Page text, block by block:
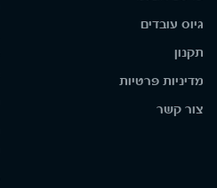
גיוס עובדים
תקנון
מדיניות פרטיות
צור קשר